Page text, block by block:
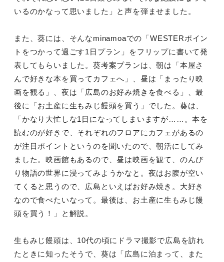
いるのかなって思いました」と声を弾ませました。
また、葵には、そんなminamoaでの「WESTERポイン
トをつかって過ごす1日プラン」をフリップに書いて発
表してもらいました。葵考案プランは、朝は「本屋さ
んで好きな本を買ってカフェへ」、昼は「まったり映
画を観る」、夜は「広島のお好み焼きを食べる」、最
後に「お土産に生もみじ饅頭を買う」でした。葵は、
「かなり大忙しな1日になってしまいますが……。本を
読むのが好きで、それぞれのフロアにカフェがあるの
が注目ポイントというのを聞いたので、朝活にしてみ
ました。映画館もあるので、昼は映画を観て、のんび
り物語の世界に浸ってみようかなと。夜はお腹が空い
てくると思うので、広島といえばお好み焼き。大好き
なので食べたいなって。最後は、お土産に生もみじ饅
頭を買う！」と解説。
生もみじ饅頭は、10代の頃にドラマ撮影で広島を訪れ
たときに知ったそうで、葵は「広島に泊まって、また